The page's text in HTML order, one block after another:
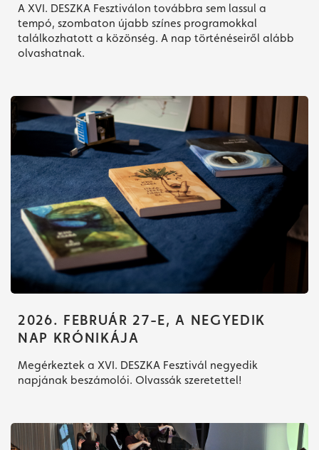
A XVI. DESZKA Fesztiválon továbbra sem lassul a
tempó, szombaton újabb színes programokkal
találkozhatott a közönség. A nap történéseiről alább
olvashatnak.
2026. FEBRUÁR 27-E, A NEGYEDIK
NAP KRÓNIKÁJA
Megérkeztek a XVI. DESZKA Fesztivál negyedik
napjának beszámolói. Olvassák szeretettel!